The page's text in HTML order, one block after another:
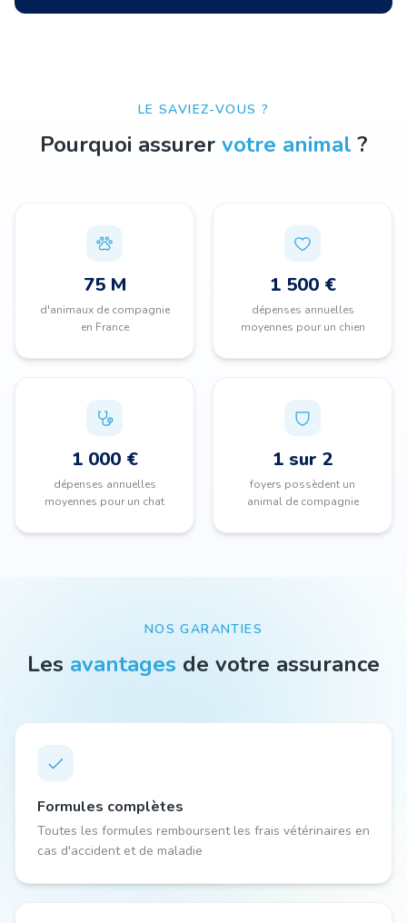
LE SAVIEZ-VOUS ?
Pourquoi assurer votre animal ?
75 M
d'animaux de compagnie
en France
1 500 €
dépenses annuelles
moyennes pour un chien
1 000 €
dépenses annuelles
moyennes pour un chat
1 sur 2
foyers possèdent un
animal de compagnie
NOS GARANTIES
Les avantages de votre assurance
Formules complètes
Toutes les formules remboursent les frais vétérinaires en
cas d'accident et de maladie